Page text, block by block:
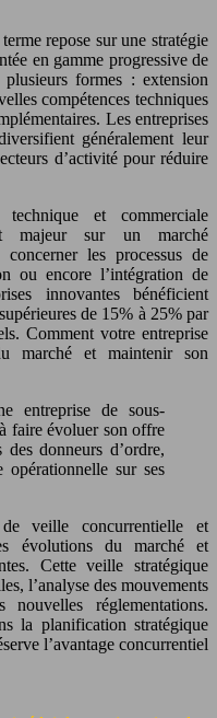
repose sur une stratégie
en gamme progressive de
formes : extension
compétences techniques
Les entreprises
généralement leur
d’activité pour réduire
technique et commerciale
majeur sur un marché
les processus de
ou encore l’intégration de
innovantes bénéficient
de 15% à 25% par
Comment votre entreprise
marché et maintenir son
entreprise de sous-
faire évoluer son offre
donneurs d’ordre,
opérationnelle sur ses
veille concurrentielle et
évolutions du marché et
Cette veille stratégique
l’analyse des mouvements
nouvelles réglementations.
la planification stratégique
l’avantage concurrentiel